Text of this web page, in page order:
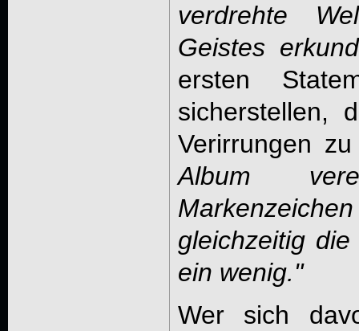
verdrehte
Geistes
ersten
sicherstellen,
Verirrungen
Album
gleichzeitig
ein wenig."
Wer sich